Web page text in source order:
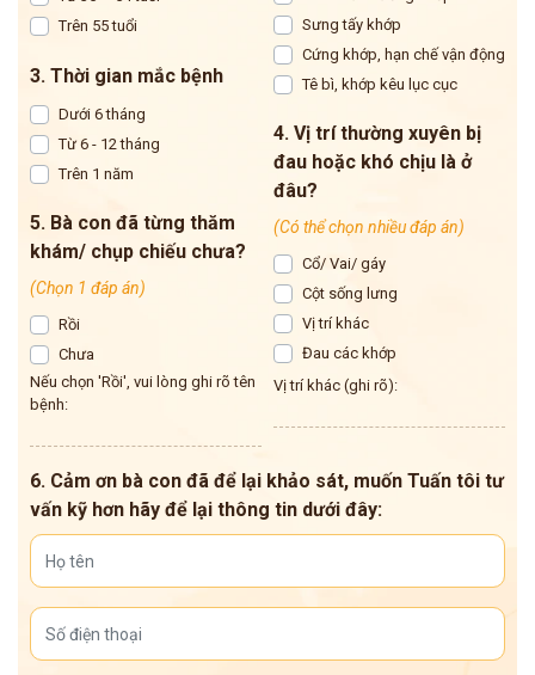
Trên 55 tuổi
3. Thời gian mắc bệnh
Dưới 6 tháng
Từ 6 - 12 tháng
Trên 1 năm
5. Bà con đã từng thăm
khám/ chụp chiếu chưa?
(Chọn 1 đáp án)
Rồi
Chưa
Nếu chọn 'Rồi', vui lòng ghi rõ tên
bệnh:
Sưng tấy khớp
Cứng khớp, hạn chế vận động
Tê bì, khớp kêu lục cục
4. Vị trí thường xuyên bị
đau hoặc khó chịu là ở
đâu?
(Có thể chọn nhiều đáp án)
Cổ/ Vai/ gáy
Cột sống lưng
Vị trí khác
Đau các khớp
Vị trí khác (ghi rõ):
6. Cảm ơn bà con đã để lại khảo sát, muốn Tuấn tôi tư
vấn kỹ hơn hãy để lại thông tin dưới đây: